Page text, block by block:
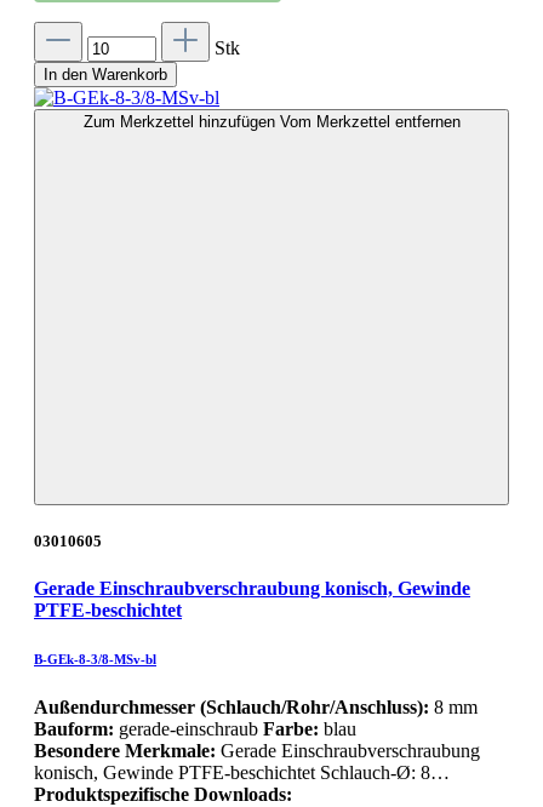
Stk
In den Warenkorb
Zum Merkzettel hinzufügen Vom Merkzettel entfernen
03010605
Gerade Einschraubverschraubung konisch, Gewinde
PTFE-beschichtet
B-GEk-8-3/8-MSv-bl
Außendurchmesser (Schlauch/Rohr/Anschluss): 8 mm
Bauform: gerade-einschraub Farbe: blau
Besondere Merkmale: Gerade Einschraubverschraubung
konisch, Gewinde PTFE-beschichtet Schlauch-Ø: 8…
Produktspezifische Downloads: